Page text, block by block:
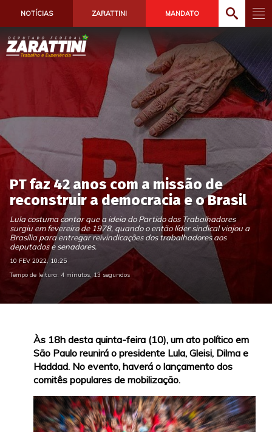
NOTÍCIAS ZARATTINI MANDATO
PT faz 42 anos com a missão de
reconstruir a democracia e o Brasil
Lula costuma contar que a ideia do Partido dos Trabalhadores
surgiu em fevereiro de 1978, quando o então líder sindical viajou a
Brasília para entregar reivindicações dos trabalhadores aos
deputados e senadores.
10 FEV 2022, 10:25
Tempo de leitura: 4 minutos, 13 segundos
Às 18h desta quinta-feira (10), um ato político em
São Paulo reunirá o presidente Lula, Gleisi, Dilma e
Haddad. No evento, haverá o lançamento dos
comitês populares de mobilização.